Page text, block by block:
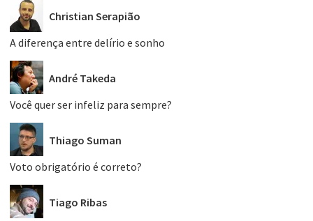
Christian Serapião
A diferença entre delírio e sonho
André Takeda
Você quer ser infeliz para sempre?
Thiago Suman
Voto obrigatório é correto?
Tiago Ribas